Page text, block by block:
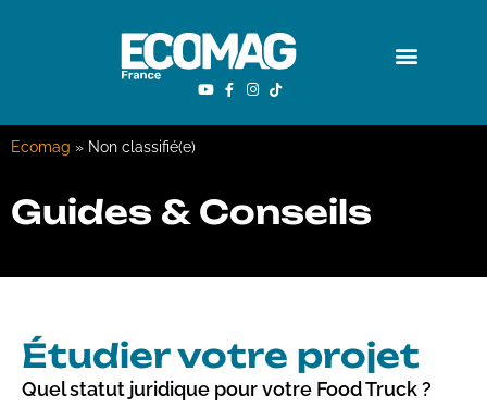
Ecomag » Non classifié(e)
Guides & Conseils
Étudier votre projet
Quel statut juridique pour votre Food Truck ?